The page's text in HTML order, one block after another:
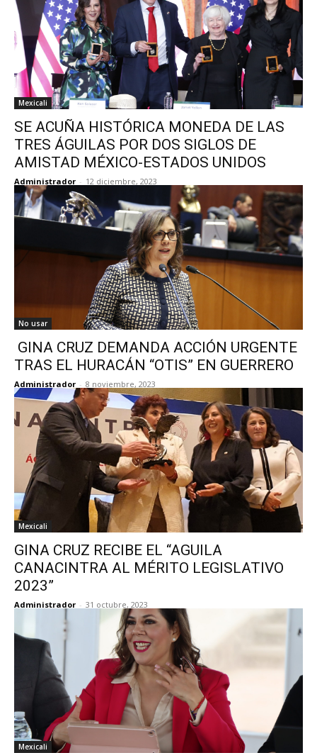
Mexicali
SE ACUÑA HISTÓRICA MONEDA DE LAS
TRES ÁGUILAS POR DOS SIGLOS DE
AMISTAD MÉXICO-ESTADOS UNIDOS
Administrador - 12 diciembre, 2023
No usar
GINA CRUZ DEMANDA ACCIÓN URGENTE
TRAS EL HURACÁN “OTIS” EN GUERRERO
Administrador - 8 noviembre, 2023
Mexicali
GINA CRUZ RECIBE EL “AGUILA
CANACINTRA AL MÉRITO LEGISLATIVO
2023”
Administrador - 31 octubre, 2023
Mexicali